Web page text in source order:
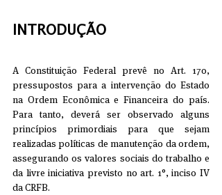
INTRODUÇÃO
A Constituição Federal prevê no Art. 170,
pressupostos para a intervenção do Estado
na Ordem Econômica e Financeira do país.
Para tanto, deverá ser observado alguns
princípios primordiais para que sejam
realizadas políticas de manutenção da ordem,
assegurando os valores sociais do trabalho e
da livre iniciativa previsto no art. 1°, inciso IV
da CRFB.